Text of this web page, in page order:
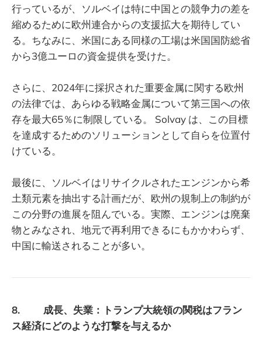
行っているが、ソルベイは特に中国との競争力の差を
縮めるために欧州連合からの支援拡大を期待してい
る。ちなみに、米国にある同様の工場は米国国防総省
から3億ユーロの資金提供を受けた。
さらに、2024年に採択された重要金属に関する欧州
の法律では、あらゆる戦略金属について第三国への依
存を最大65％に制限している。 Solvay は、この目標
を達成するためのソリューションとして自らを位置付
けている。
最後に、ソルベイはリサイクルされたエンジンから希
土類元素を抽出する計画だが、欧州の規制上の制約が
この分野の進展を阻んでいる。実際、エンジンは廃棄
物とみなされ、地元で再利用できるにもかかわらず、
中国に輸送されることが多い。
8. 成長、失業：トランプ大統領の関税はフラン
ス経済にどのような打撃を与えるか